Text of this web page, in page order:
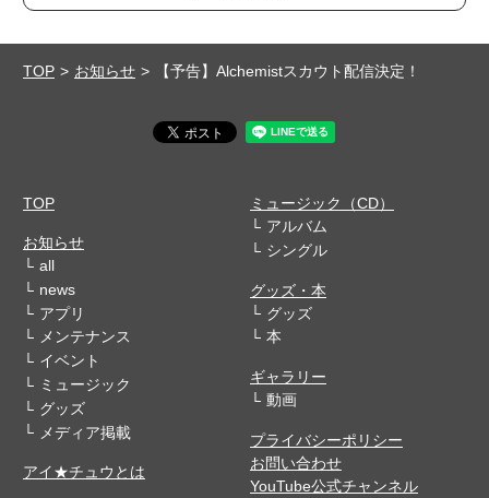
TOP お知らせ 【予告】Alchemistスカウト配信決定！
TOP
お知らせ
all
news
アプリ
メンテナンス
イベント
ミュージック
グッズ
メディア掲載
アイ★チュウとは
ミュージック（CD）
アルバム
シングル
グッズ・本
グッズ
本
ギャラリー
動画
プライバシーポリシー
お問い合わせ
YouTube公式チャンネル